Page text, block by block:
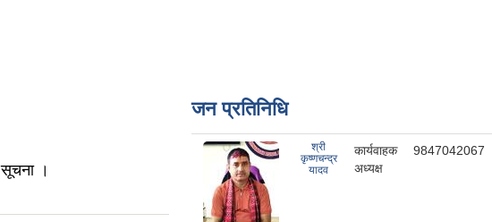
।
जन प्रतिनिधि
श्री
कृष्णचन्द्र
यादव
कार्यवाहक
अध्यक्ष
9847042067